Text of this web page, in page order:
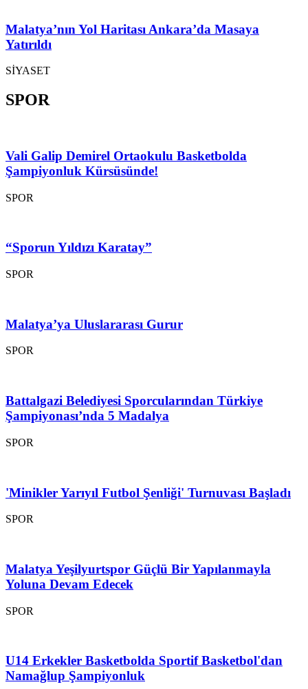
Malatya’nın Yol Haritası Ankara’da Masaya
Yatırıldı
SİYASET
SPOR
Vali Galip Demirel Ortaokulu Basketbolda
Şampiyonluk Kürsüsünde!
SPOR
“Sporun Yıldızı Karatay”
SPOR
Malatya’ya Uluslararası Gurur
SPOR
Battalgazi Belediyesi Sporcularından Türkiye
Şampiyonası’nda 5 Madalya
SPOR
'Minikler Yarıyıl Futbol Şenliği' Turnuvası Başladı
SPOR
Malatya Yeşilyurtspor Güçlü Bir Yapılanmayla
Yoluna Devam Edecek
SPOR
U14 Erkekler Basketbolda Sportif Basketbol'dan
Namağlup Şampiyonluk